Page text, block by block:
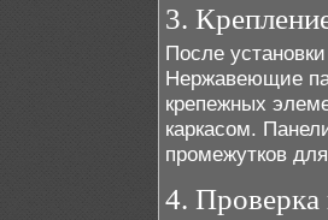
3.
После
Нержавеющие
крепежных
каркасом.
промежутков
4. Проверка